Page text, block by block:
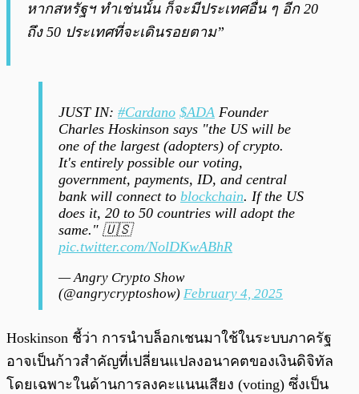
หากสหรัฐฯ ทำเช่นนั้น ก็จะมีประเทศอื่น ๆ อีก 20
ถึง 50 ประเทศที่จะเดินรอยตาม”
JUST IN: #Cardano $ADA Founder
Charles Hoskinson says "the US will be
one of the largest (adopters) of crypto.
It's entirely possible our voting,
government, payments, ID, and central
bank will connect to blockchain. If the US
does it, 20 to 50 countries will adopt the
same." 🇺🇸
pic.twitter.com/NolDKwABhR
— Angry Crypto Show
(@angrycryptoshow) February 4, 2025
Hoskinson ชี้ว่า การนำบล็อกเชนมาใช้ในระบบภาครัฐ
อาจเป็นก้าวสำคัญที่เปลี่ยนแปลงอนาคตของเงินดิจิทัล
โดยเฉพาะในด้านการลงคะแนนเสียง (voting) ซึ่งเป็น